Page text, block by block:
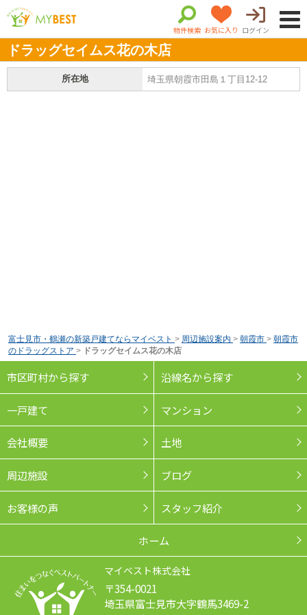
物件検索 お気に入り ログイン
ドラッグセイムス花の木店
所在地 埼玉県朝霞市田島１丁目12-12
富士見市・鶴瀬の新築戸建てならマイベスト > 周辺施設案内 > 朝霞市 > 朝霞市
のドラッグストア > ドラッグセイムス花の木店
市区町村から探す 沿線名から探す
一戸建て マンション
会社概要 土地
周辺施設 ブログ
お客様の声 スタッフ紹介
ホーム
マイベスト株式会社
〒354-0021
埼玉県富士見市大字鶴馬3469-2